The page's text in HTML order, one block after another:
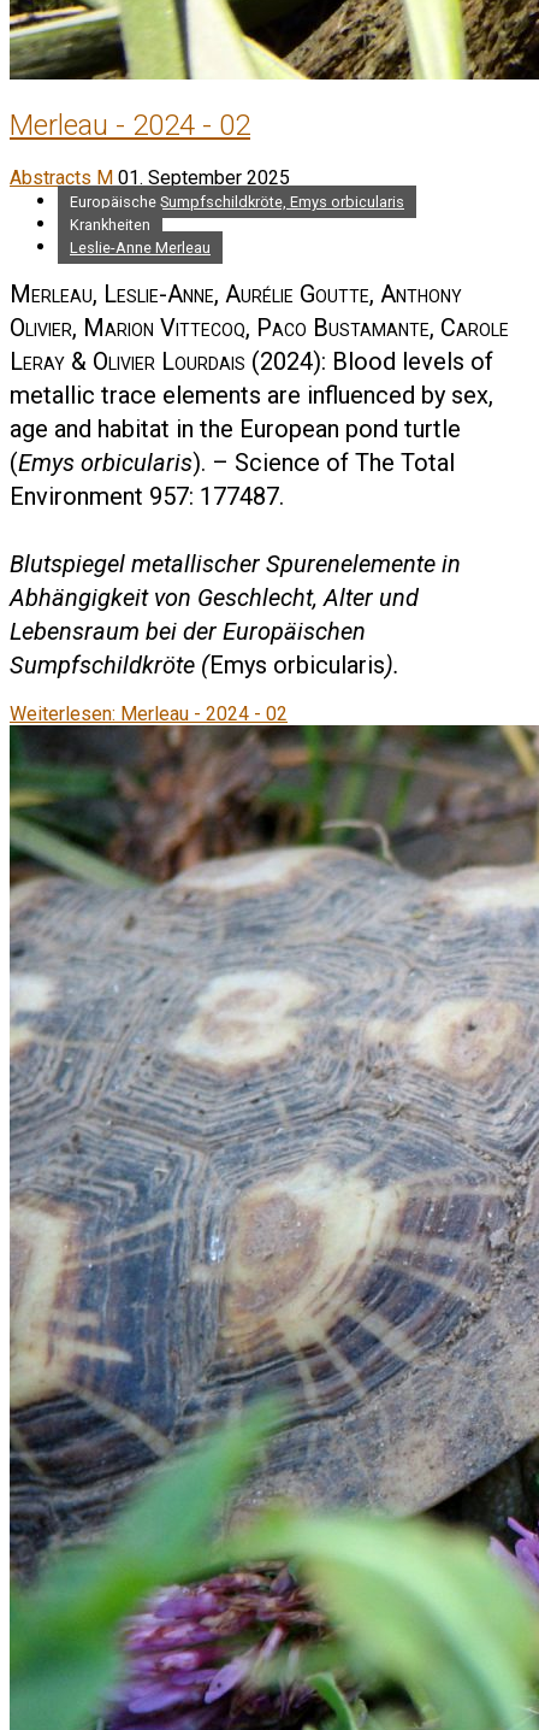
Merleau - 2024 - 02
Abstracts M 01. September 2025
Europäische Sumpfschildkröte, Emys orbicularis
Krankheiten
Leslie-Anne Merleau
Merleau, Leslie-Anne, Aurélie Goutte, Anthony
Olivier, Marion Vittecoq, Paco Bustamante, Carole
Leray & Olivier Lourdais (2024): Blood levels of
metallic trace elements are influenced by sex,
age and habitat in the European pond turtle
(Emys orbicularis). – Science of The Total
Environment 957: 177487.
Blutspiegel metallischer Spurenelemente in
Abhängigkeit von Geschlecht, Alter und
Lebensraum bei der Europäischen
Sumpfschildkröte (Emys orbicularis).
Weiterlesen: Merleau - 2024 - 02